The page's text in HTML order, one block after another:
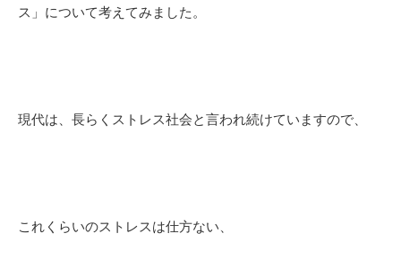
ス」について考えてみました。
現代は、長らくストレス社会と言われ続けていますので、
これくらいのストレスは仕方ない、